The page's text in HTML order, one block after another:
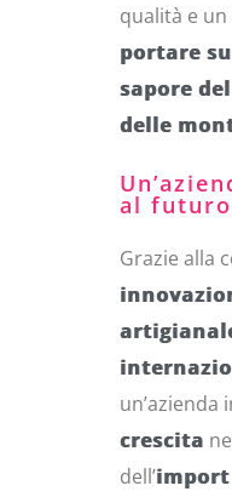
qualità e
portare
sapore
delle
al futuro
Grazie alla
un’azienda
crescita
dell’